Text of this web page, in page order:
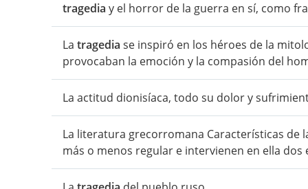
tragedia y el horror de la guerra en sí, como
La tragedia se inspiró en los héroes de la
provocaban la emoción y la compasión del
La actitud dionisíaca, todo su dolor y
La literatura grecorromana Características de
más o menos regular e intervienen en ella